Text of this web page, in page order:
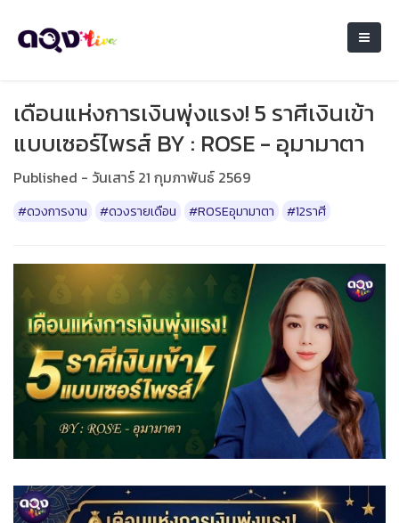
เดือนแห่งการเงินพุ่งแรง! 5 ราศีเงินเข้า
แบบเซอร์ไพรส์ BY : ROSE - อุมามาตา
Published - วันเสาร์ 21 กุมภาพันธ์ 2569
#ดวงการงาน #ดวงรายเดือน #ROSEอุมามาตา #12ราศี